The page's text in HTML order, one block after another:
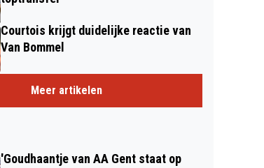
Courtois krijgt duidelijke reactie van
Van Bommel
Meer artikelen
'Goudhaantje van AA Gent staat op